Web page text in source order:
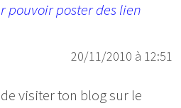
pouvoir poster des lien
20/11/2010 à 12:51
visiter ton blog sur le